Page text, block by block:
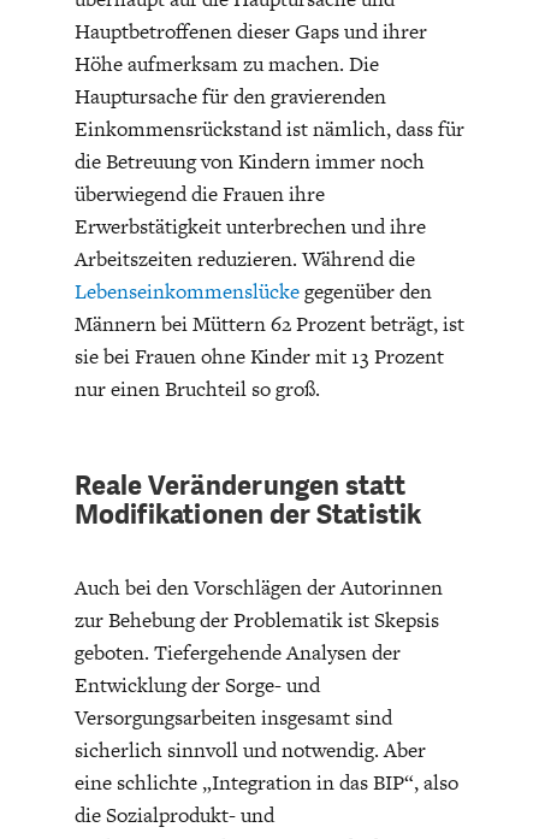
Hauptbetroffenen dieser Gaps und ihrer
Höhe aufmerksam zu machen. Die
Hauptursache für den gravierenden
Einkommensrückstand ist nämlich, dass für
die Betreuung von Kindern immer noch
überwiegend die Frauen ihre
Erwerbstätigkeit unterbrechen und ihre
Arbeitszeiten reduzieren. Während die
Lebenseinkommenslückegegenüber den
Männern bei Müttern 62 Prozent beträgt, ist
sie bei Frauen ohne Kinder mit 13 Prozent
nur einen Bruchteil so groß.
Reale Veränderungen statt
Modifikationen der Statistik
Auch bei den Vorschlägen der Autorinnen
zur Behebung der Problematik ist Skepsis
geboten. Tiefergehende Analysen der
Entwicklung der Sorge- und
Versorgungsarbeiten insgesamt sind
sicherlich sinnvoll und notwendig. Aber
eine schlichte „Integration in das BIP“, also
die Sozialprodukt- und